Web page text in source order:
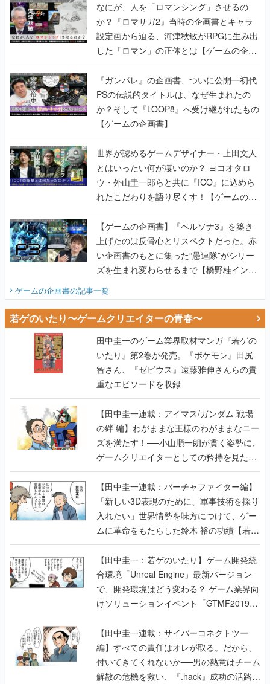
なにが、人を「ロマンシング」させるの
か？『ロマサガ2』当時の企画書とキャラ
設定画から迫る、河津秋敏がRPGに生み出
した「ロマン」の正体とは【ゲームの企画
書】
『ガンパレ』の企画書、ついに公開━初代
PSの伝説的タイトルは、なぜ生まれたの
か？そして『LOOP8』へ受け継がれたもの
【ゲームの企画書】
世界が認めるゲームデザイナー・上田文人
とはいったい何が凄いのか？ ヨコオタロ
ウ・外山圭一郎らと共に『ICO』に込めら
れたこだわりを語り尽くす！【ゲームの企
画書】
【ゲームの企画書】『ペルソナ3』を築き
上げたのは反骨心とリスペクトだった。赤
い企画書のもとに集った“愚連隊”がシリー
ズを生まれ変わらせるまで【橋野桂インタ
ビュー】
ゲームの企画書の記事一覧
若ゲのいたり〜ゲームクリエイターの青春〜
田中圭一のゲーム業界取材マンガ『若ゲの
いたり』第2巻が発売。『ポケモン』田尻
智さん、『ゼビウス』遠藤雅伸さんらの貴
重なエピソードを収録
【田中圭一連載：アイマス/ガンダム 戦場
の絆 編】わがままな王様のわがままなニー
ズを満たす！──小山順一朗が貫く姿勢に、
ゲームクリエイターとしての矜持を見た
【若ゲのいたり最終回】
【田中圭一連載：バーチャファイター編】
「新しい3D表現のために、軍事技術を採り
入れたい」世界情勢を味方につけて、ゲー
ムに革命をもたらした鈴木 裕の功績【若ゲ
のいたり】
【田中圭一：若ゲのいたり】ゲーム開発統
合環境「Unreal Engine」最新バージョン
で、開発環境はどう変わる？ ゲーム業界向
けソリューションイベント「GTMF2019」
に行って、より理解を深めよう【PR】
【田中圭一連載：サイバーコネクトツー
編】すべての責任はオレが取る。だから、
付いてきてくれないか──男の熱意はチーム
解散の危機を救い、『.hack』成功の活路を